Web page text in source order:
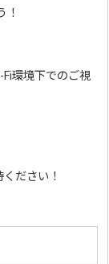
！
環境下でのご視
ださい！